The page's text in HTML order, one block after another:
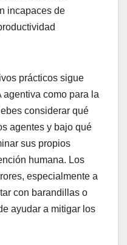
incapaces de
prácticos sigue
como para la
considerar qué
agentes y bajo qué
sus propios
humana. Los
especialmente a
con barandillas o
ayudar a mitigar los